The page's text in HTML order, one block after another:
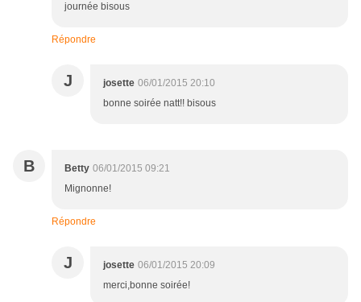
journée bisous
Répondre
J josette 06/01/2015 20:10
bonne soirée natt!! bisous
B Betty 06/01/2015 09:21
Mignonne!
Répondre
J josette 06/01/2015 20:09
merci,bonne soirée!